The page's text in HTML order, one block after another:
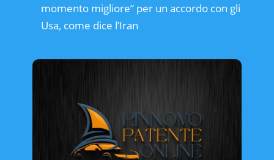
momento migliore” per un accordo con gli
Usa, come dice l’Iran